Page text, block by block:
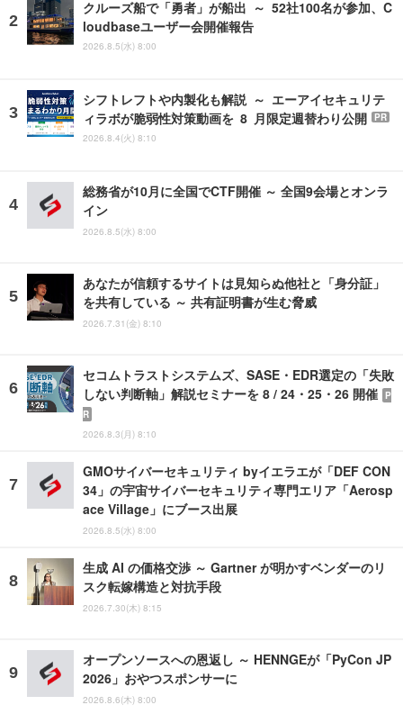
クルーズ船で「勇者」が船出 ～ 52社100名が参加、C
loudbaseユーザー会開催報告
2026.8.5(水) 8:00
シフトレフトや内製化も解説 ～ エーアイセキュリテ
ィラボが脆弱性対策動画を 8 月限定週替わり公開
PR
2026.8.4(火) 8:10
総務省が10月に全国でCTF開催 ～ 全国9会場とオンラ
イン
2026.8.5(水) 8:00
あなたが信頼するサイトは見知らぬ他社と「身分証」
を共有している ～ 共有証明書が生む脅威
2026.7.31(金) 8:10
セコムトラストシステムズ、SASE・EDR選定の「失敗
しない判断軸」解説セミナーを 8 / 24・25・26 開催 P
R
2026.8.3(月) 8:10
GMOサイバーセキュリティ byイエラエが「DEF CON
34」の宇宙サイバーセキュリティ専門エリア「Aerosp
ace Village」にブース出展
2026.8.5(水) 8:00
生成 AI の価格交渉 ～ Gartner が明かすベンダーのリ
スク転嫁構造と対抗手段
2026.7.30(木) 8:15
オープンソースへの恩返し ～ HENNGEが「PyCon JP
2026」おやつスポンサーに
2026.8.6(木) 8:00